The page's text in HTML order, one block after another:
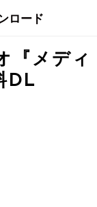
ロード
DL